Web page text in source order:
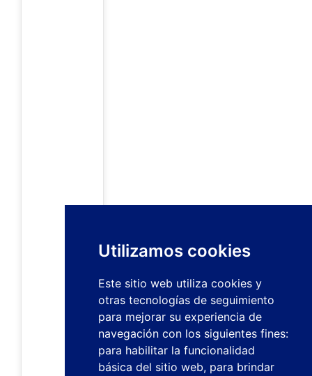
Utilizamos cookies
Este sitio web utiliza cookies y
otras tecnologías de seguimiento
para mejorar su experiencia de
navegación con los siguientes fines:
para habilitar la funcionalidad
básica del sitio web, para brindar